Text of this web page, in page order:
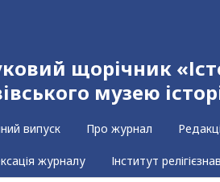
щорічник
музею
випуск Про журнал
журналу Інститут